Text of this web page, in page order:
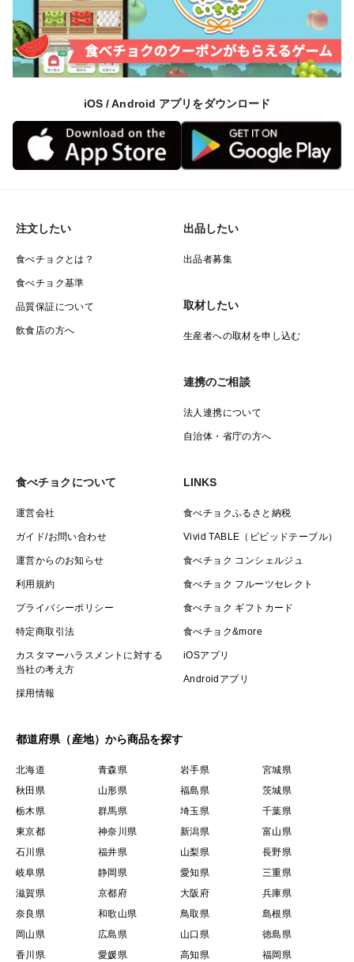
iOS / Android アプリをダウンロード
注文したい
食べチョクとは？
食べチョク基準
品質保証について
飲食店の方へ
出品したい
出品者募集
取材したい
生産者への取材を申し込む
連携のご相談
法人連携について
自治体・省庁の方へ
食べチョクについて
運営会社
ガイド/お問い合わせ
運営からのお知らせ
利用規約
プライバシーポリシー
特定商取引法
カスタマーハラスメントに対する
当社の考え方
採用情報
LINKS
食べチョクふるさと納税
Vivid TABLE（ビビッドテーブル）
食べチョク コンシェルジュ
食べチョク フルーツセレクト
食べチョク ギフトカード
食べチョク&more
iOSアプリ
Androidアプリ
都道府県（産地）から商品を探す
北海道 青森県 岩手県
宮城県
秋田県
山形県 福島県
茨城県
栃木県
群馬県 埼玉県
千葉県
東京都
神奈川県 新潟県
富山県
石川県
福井県 山梨県
長野県
岐阜県
静岡県 愛知県
三重県
滋賀県
京都府 大阪府
兵庫県
奈良県
和歌山県 鳥取県
島根県
岡山県
広島県 山口県
徳島県
香川県
愛媛県 高知県 福岡県